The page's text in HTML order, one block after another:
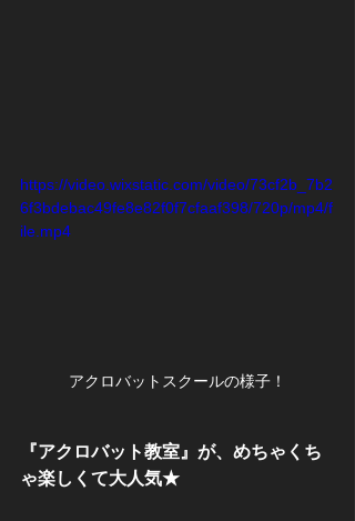
https://video.wixstatic.com/video/73cf2b_7b2
6f3bdebac49fe8e82f0f7cfaaf398/720p/mp4/f
ile.mp4
アクロバットスクールの様子！
『アクロバット教室』が、めちゃくち
ゃ楽しくて大人気★